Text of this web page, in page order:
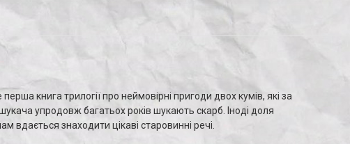
перша книга трилогії про неймовірні пригоди двох кумів, які за
упродовж багатьох років шукають скарб. Іноді доля
вдається знаходити цікаві старовинні речі.